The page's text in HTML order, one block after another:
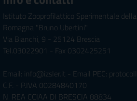
Istituto Zooprofilattico Sperimentale
Romagna "Bruno Ubertini"
Via Bianchi, 9 - 25124 Brescia
Tel.03022901 - Fax 0302425251
Email: info@izsler.it - Email PEC:
C.F. - P.IVA 00284840170
N. REA CCIAA DI BRESCIA 88834